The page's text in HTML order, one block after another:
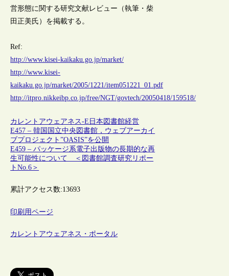
営形態に関する研究文献レビュー（執筆・柴
田正美氏）を掲載する。
Ref:
http://www.kisei-kaikaku.go.jp/market/
http://www.kisei-
kaikaku.go.jp/market/2005/1221/item051221_01.pdf
http://itpro.nikkeibp.co.jp/free/NGT/govtech/20050418/159518/
カレントアウェアネス-E 日本 図書館経営
E457 – 韓国国立中央図書館，ウェブアーカイ
ブプロジェクト”OASIS”を公開
E459 – パッケージ系電子出版物の長期的な再
生可能性について ＜図書館調査研究リポー
トNo.6＞
累計アクセス数:13693
印刷用ページ
カレントアウェアネス・ポータル